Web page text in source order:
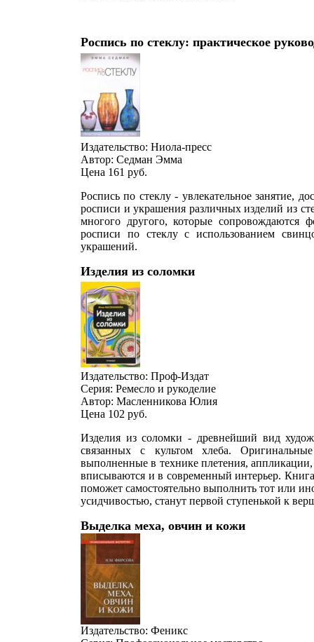
Роспись по стеклу: практическое
Издательство: Ниола-пресс
Автор: Седман Эмма
Цена 161 руб.
Роспись по стеклу - увлекательное занятие,
росписи и украшения различных изделий из
многого другого, которые сопровождаются
росписи по стеклу с использованием
украшений.
Изделия из соломки
Издательство: Проф-Издат
Серия: Ремесло и рукоделие
Автор: Масленникова Юлия
Цена 102 руб.
Изделия из соломки - древнейший вид
связанных с культом хлеба.
выполненные в технике плетения,
вписываются и в современный интерьер.
поможет самостоятельно выполнить тот или
усидчивостью, станут первой ступенькой к
Выделка меха, овчин и кожи
Издательство: Феникс